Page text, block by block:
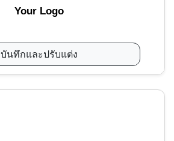
Your Logo
บันทึกและปรับแต่ง